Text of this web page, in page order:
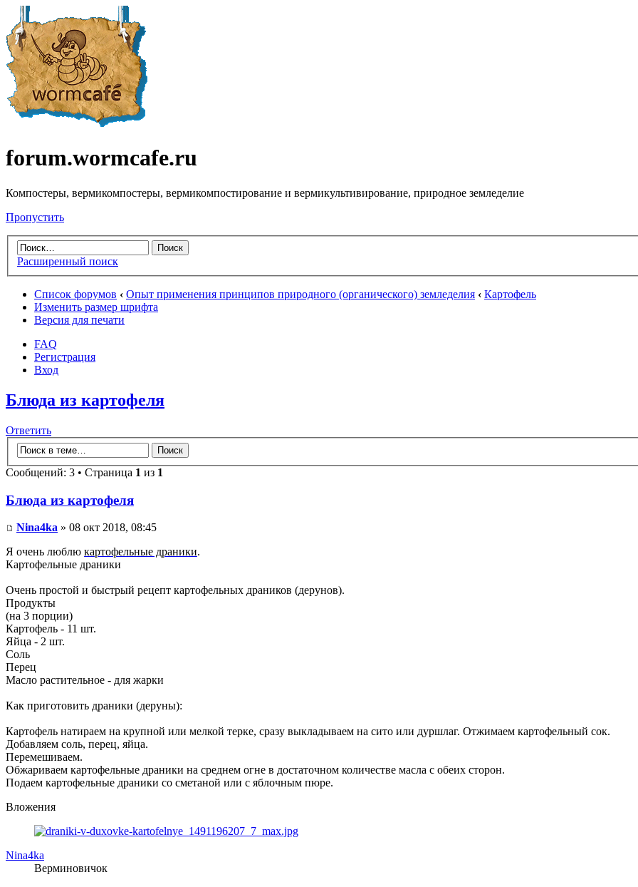
forum.wormcafe.ru
Компостеры, вермикомпостеры, вермикомпостирование и вермикультивирование, природное земледелие
Пропустить
Расширенный поиск
Список форумов ‹ Опыт применения принципов природного (органического) земледелия ‹ Картофель
Изменить размер шрифта
Версия для печати
FAQ
Регистрация
Вход
Блюда из картофеля
Ответить
Сообщений: 3 • Страница 1 из 1
Блюда из картофеля
Nina4ka » 08 окт 2018, 08:45
Я очень люблю картофельные драники.
Картофельные драники
Очень простой и быстрый рецепт картофельных драников (дерунов).
Продукты
(на 3 порции)
Картофель - 11 шт.
Яйца - 2 шт.
Соль
Перец
Масло растительное - для жарки
Как приготовить драники (деруны):
Картофель натираем на крупной или мелкой терке, сразу выкладываем на сито или дуршлаг. Отжимаем картофельный сок.
Добавляем соль, перец, яйца.
Перемешиваем.
Обжариваем картофельные драники на среднем огне в достаточном количестве масла с обеих сторон.
Подаем картофельные драники со сметаной или с яблочным пюре.
Вложения
Nina4ka
Верминовичок